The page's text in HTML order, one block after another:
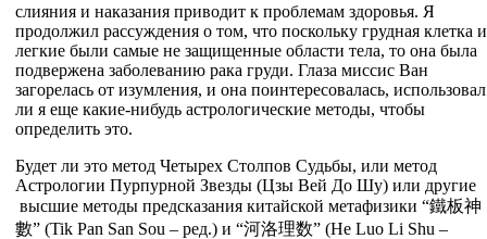
слияния и наказания приводит к проблемам здоровья. Я
продолжил рассуждения о том, что поскольку грудная клетка и
легкие были самые не защищенные области тела, то она была
подвержена заболеванию рака груди. Глаза миссис Ван
загорелась от изумления, и она поинтересовалась, использовал
ли я еще какие-нибудь астрологические методы, чтобы
определить это.
Будет ли это метод Четырех Столпов Судьбы, или метод
Астрологии Пурпурной Звезды (Цзы Вей До Шу) или другие
высшие методы предсказания китайской метафизики “鐵板神
數” (Tik Pan San Sou – ред.) и “河洛理数” (He Luo Li Shu –